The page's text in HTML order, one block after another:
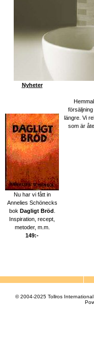
Nyheter
Nu har vi fått in
Annelies Schönecks
bok Dagligt Bröd
Inspiration, recept,
metoder, m.m.
149:-
längre. Vi
som är
© 2004-2025 Tollros